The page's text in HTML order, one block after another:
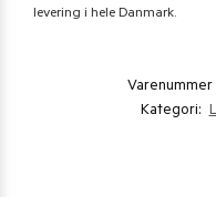
levering i hele Danmark.
Varenummer
Kategori: